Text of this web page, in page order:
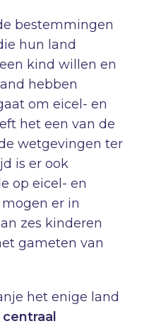
bestemmingen
hun land
kind willen en
hebben
om eicel- en
het een van de
wetgevingen ter
is er ook
op eicel- en
er in
zes kinderen
gameten van
het enige land